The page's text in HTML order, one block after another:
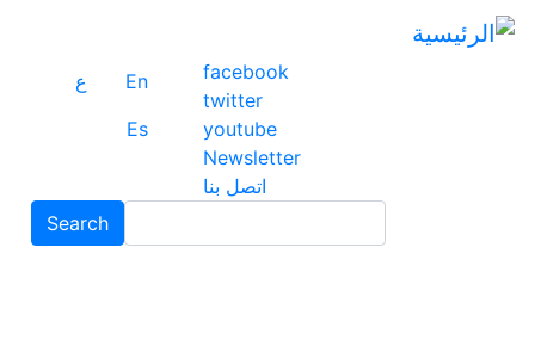
facebook
twitter
youtube
Newsletter
اتصل بنا
En
ع
Es
Search
Search